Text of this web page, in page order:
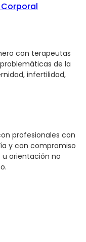
con terapeutas
de la
infertilidad,
profesionales con
y con compromiso
orientación no